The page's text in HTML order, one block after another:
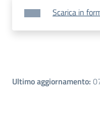
Scarica in
Ultimo aggiornamento: